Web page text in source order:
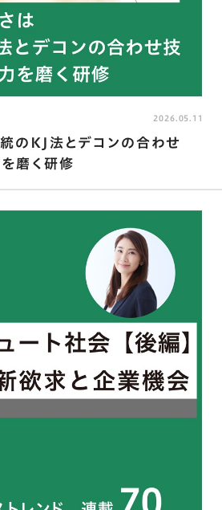
のKJ法とデコンの合わせ
磨く研修
2026.05.11